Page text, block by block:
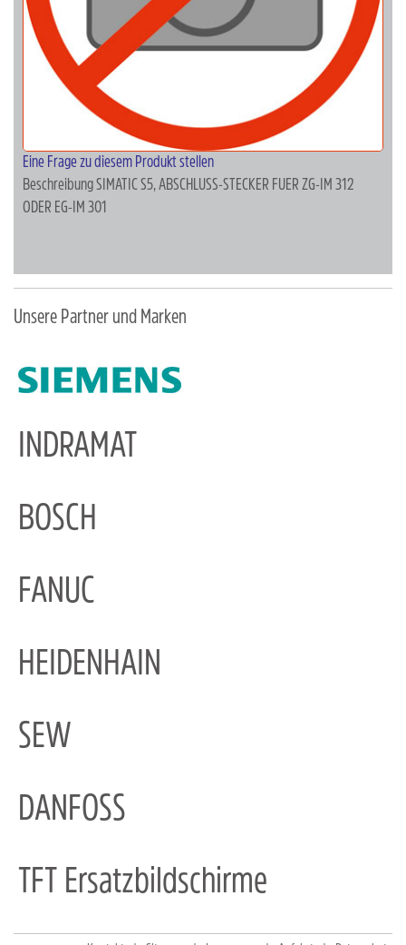
Eine Frage zu diesem Produkt stellen
BeschreibungSIMATIC S5, ABSCHLUSS-STECKER FUER ZG-IM 312
ODER EG-IM 301
Unsere Partner und Marken
INDRAMAT
BOSCH
FANUC
HEIDENHAIN
SEW
DANFOSS
TFT Ersatzbildschirme